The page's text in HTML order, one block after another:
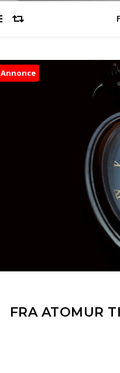
Annonce
FRA ATOMUR